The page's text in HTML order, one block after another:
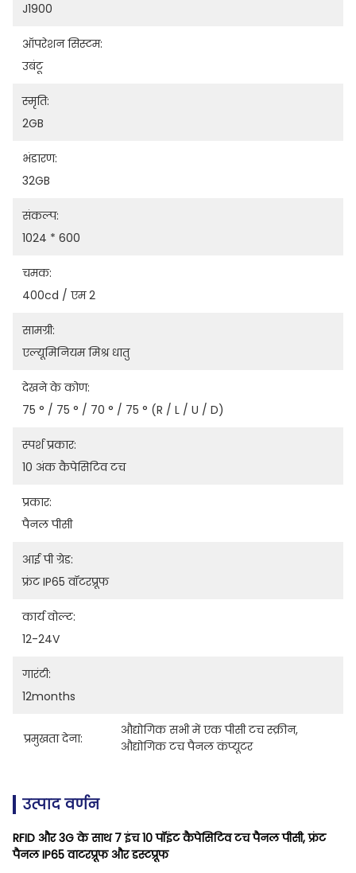
J1900
ऑपरेशन सिस्टम:
उबंटू
स्मृति:
2GB
भंडारण:
32GB
संकल्प:
1024 * 600
चमक:
400cd / एम 2
सामग्री:
एल्यूमिनियम मिश्र धातु
देखने के कोण:
75 ° / 75 ° / 70 ° / 75 ° (R / L / U / D)
स्पर्श प्रकार:
10 अंक कैपेसिटिव टच
प्रकार:
पैनल पीसी
आई पी ग्रेड:
फ्रंट IP65 वॉटरप्रूफ
कार्य वोल्ट:
12-24V
गारंटी:
12months
प्रमुखता देना:
औद्योगिक सभी में एक पीसी टच स्क्रीन,
औद्योगिक टच पैनल कंप्यूटर
उत्पाद वर्णन
RFID और 3G के साथ 7 इंच 10 पॉइंट कैपेसिटिव टच पैनल पीसी, फ्रंट
पैनल IP65 वाटरप्रूफ और डस्टप्रूफ